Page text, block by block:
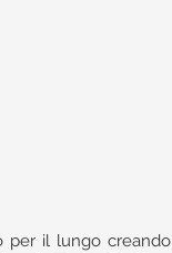
per il lungo creando